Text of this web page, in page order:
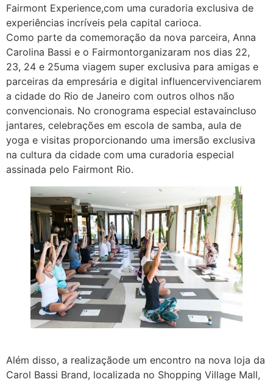
Fairmont Experience,com uma curadoria exclusiva de
experiências incríveis pela capital carioca.
Como parte da comemoração da nova parceira, Anna
Carolina Bassi e o Fairmontorganizaram nos dias 22,
23, 24 e 25uma viagem super exclusiva para amigas e
parceiras da empresária e digital influencervivenciarem
a cidade do Rio de Janeiro com outros olhos não
convencionais. No cronograma especial estavaincluso
jantares, celebrações em escola de samba, aula de
yoga e visitas proporcionando uma imersão exclusiva
na cultura da cidade com uma curadoria especial
assinada pelo Fairmont Rio.
Além disso, a realizaçãode um encontro na nova loja da
Carol Bassi Brand, localizada no Shopping Village Mall,